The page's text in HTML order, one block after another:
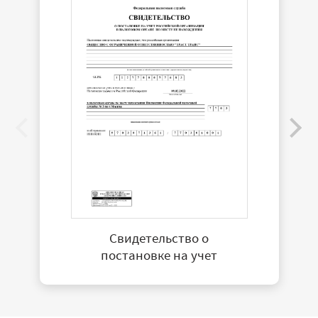
Свидетельство о
постановке на учет